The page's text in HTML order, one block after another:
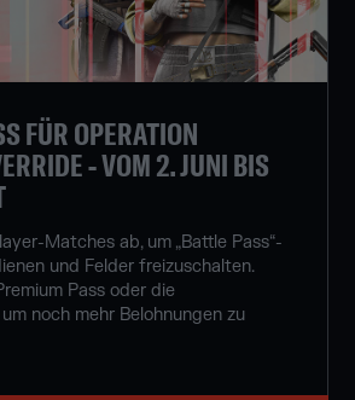
FÜR OPERATION
- VOM 2. JUNI BIS
Matches ab, um „Battle Pass“-
und Felder freizuschalten.
Pass oder die
noch mehr Belohnungen zu